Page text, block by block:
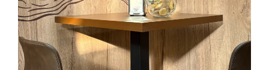
Residenziale